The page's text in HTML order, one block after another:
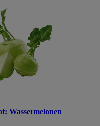
Wassermelonen